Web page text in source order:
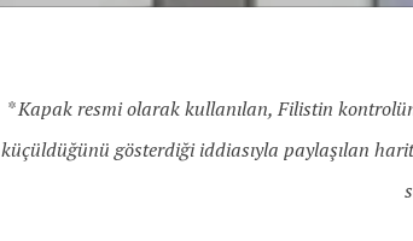
* Kapak resmi olarak kullanılan, Filistin
küçüldüğünü gösterdiği iddiasıyla paylaşılan